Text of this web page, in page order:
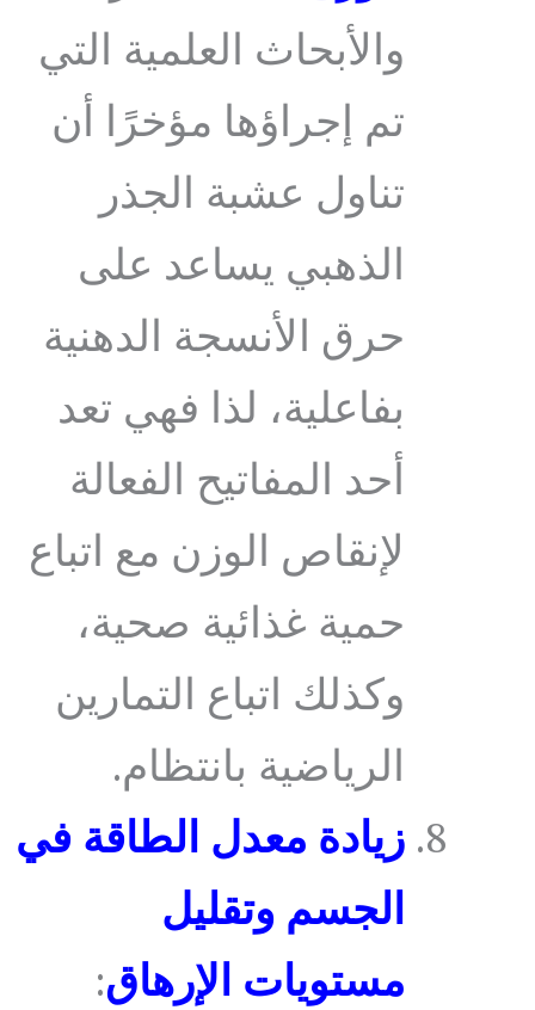
والأبحاث العلمية التي
تم إجراؤها مؤخرًا أن
تناول عشبة الجذر
الذهبي يساعد على
حرق الأنسجة الدهنية
بفاعلية، لذا فهي تعد
أحد المفاتيح الفعالة
لإنقاص الوزن مع اتباع
حمية غذائية صحية،
وكذلك اتباع التمارين
الرياضية بانتظام.
زيادة معدل الطاقة في
الجسم وتقليل
مستويات الإرهاق: